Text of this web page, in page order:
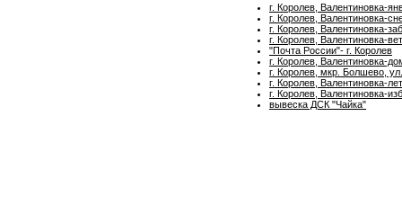
г. Королев, Валентиновка-
г. Королев, Валентиновка-
г. Королев, Валентиновка-
г. Королев, Валентиновка-
"Почта России"- г. Королев
г. Королев, Валентиновка-
г. Королев, мкр. Болшево,
г. Королев, Валентиновка-
г. Королев, Валентиновка-
вывеска ДСК "Чайка"